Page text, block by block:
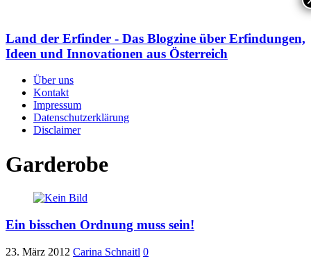
Land der Erfinder - Das Blogzine über Erfindungen,
Ideen und Innovationen aus Österreich
Über uns
Kontakt
Impressum
Datenschutzerklärung
Disclaimer
Garderobe
Ein bisschen Ordnung muss sein!
23. März 2012 Carina Schnaitl 0